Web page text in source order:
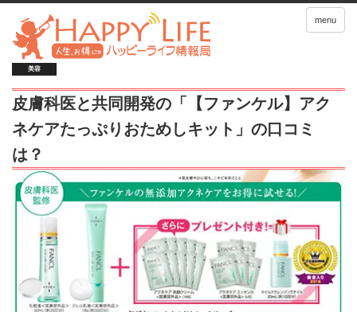
menu
美容
皮膚科医と共同開発の「【ファンケル】アク
ネケアたっぷりおためしキット」の口コミ
は？